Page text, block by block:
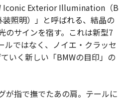
Iconic Exterior Illumination（B
照明）」と呼ばれる、結晶の
のサインを宿す。これは新型7
ルではなく、ノイエ・クラッセ
いく新しい「BMWの目印」の
が指で撫でたあの肩。テールに